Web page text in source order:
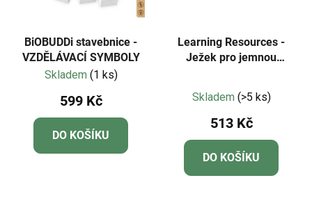
BiOBUDDi stavebnice -
VZDĚLÁVACÍ SYMBOLY
Skladem (1 ks)
599 Kč
DO KOŠÍKU
Learning Resources -
Ježek pro jemnou
hodnocení
produktu
je
5,0
z
Skladem (>5 ks)
513 Kč
DO KOŠÍKU